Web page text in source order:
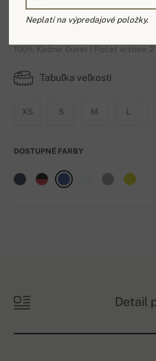
Nino
100% Kašmír Duvet | Počet vrstiev: 2
Tabuľka veľkostí
XS S M L
DOSTUPNÉ FARBY
Detail
Neplatí na výpredajové položky.